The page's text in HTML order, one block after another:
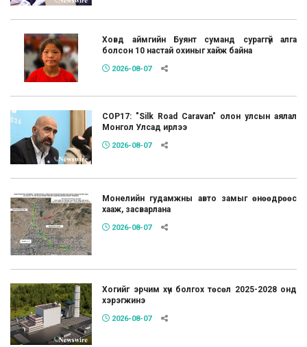
Ховд аймгийн Буянт суманд сураггүй алга
болсон 10 настай охиныг хайж байна
2026-08-07
COP17: "Silk Road Caravan" олон улсын аялал
Монгол Улсад ирлээ
2026-08-07
Монелийн гудамжны авто замыг өнөөдрөөс
хааж, засварлана
2026-08-07
Хогийг эрчим хүч болгох төсөл 2025-2028 онд
хэрэгжинэ
2026-08-07